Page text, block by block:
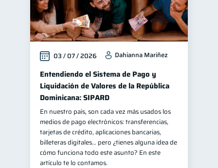
Finanzas para jóvenes 30
Control de deudas 30
Finanzas familiares 25
Inclusión financiera 22
Bienestar financiero 22
Finanzas para mujeres 20
Seguridad financiera
Productos financieros 11
Organización Financiera 10
Deudas 10 Préstamos 8
8
03 / 07 / 2026 Dahianna Mariñez
Entendiendo el Sistema de Pago y
Liquidación de Valores de la República
Dominicana: SIPARD
En nuestro país, son cada vez más usados los
medios de pago electrónicos: transferencias,
tarjetas de crédito, aplicaciones bancarias,
billeteras digitales… pero ¿tienes alguna idea de
cómo funciona todo este asunto? En este
artículo te lo contamos.